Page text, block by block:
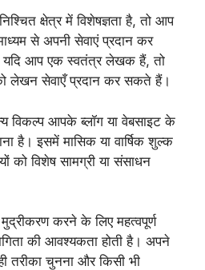
क्षेत्र में विशेषज्ञता है, तो आप
से अपनी सेवाएं प्रदान कर
आप एक स्वतंत्र लेखक हैं, तो
लेखन सेवाएँ प्रदान कर सकते हैं।
विकल्प आपके ब्लॉग या वेबसाइट के
है। इसमें मासिक या वार्षिक शुल्क
को विशेष सामग्री या संसाधन
करने के लिए महत्वपूर्ण
की आवश्यकता होती है। अपने
तरीका चुनना और किसी भी